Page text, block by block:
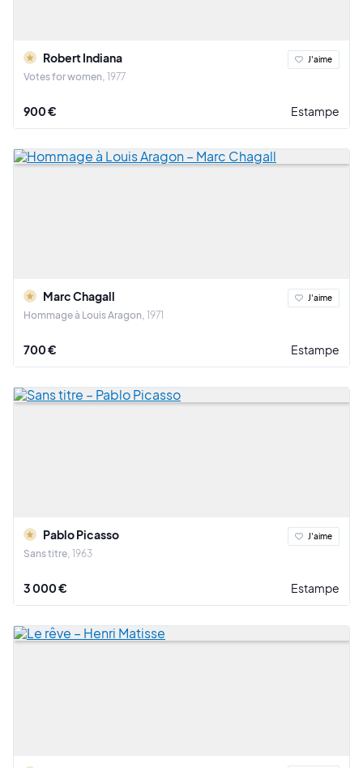
Robert Indiana
Votes for women 1977
J'aime
900 € Estampe
Marc Chagall
Hommage à Louis Aragon 1971
J'aime
700 € Estampe
Pablo Picasso
Sans titre 1963
J'aime
3 000 € Estampe